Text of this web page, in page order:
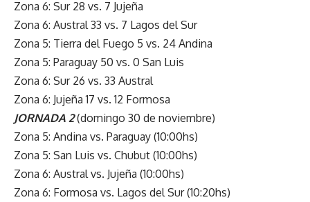
Zona 6: Sur 28 vs. 7 Jujeña
Zona 6: Austral 33 vs. 7 Lagos del Sur
Zona 5: Tierra del Fuego 5 vs. 24 Andina
Zona 5: Paraguay 50 vs. 0 San Luis
Zona 6: Sur 26 vs. 33 Austral
Zona 6: Jujeña 17 vs. 12 Formosa
JORNADA 2(domingo 30 de noviembre)
Zona 5: Andina vs. Paraguay (10:00hs)
Zona 5: San Luis vs. Chubut (10:00hs)
Zona 6: Austral vs. Jujeña (10:00hs)
Zona 6: Formosa vs. Lagos del Sur (10:20hs)